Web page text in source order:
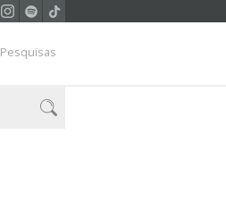
Pesquisas